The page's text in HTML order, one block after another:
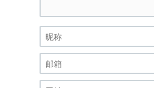
昵称 (必填)
邮箱 (必填)